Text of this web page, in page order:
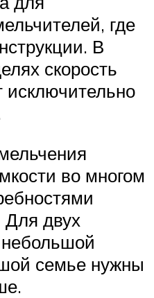
где
В
скорость
исключительно
во многом
Для двух
семье нужны